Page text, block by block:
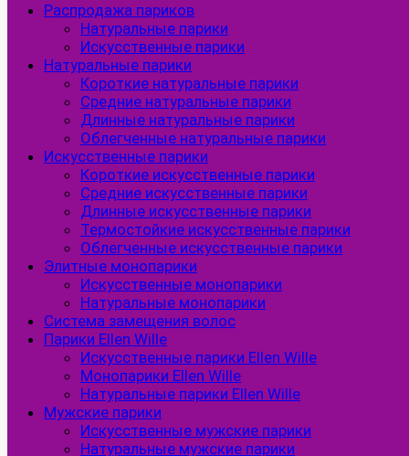
Распродажа париков
Натуральные парики
Искусственные парики
Натуральные парики
Короткие натуральные парики
Средние натуральные парики
Длинные натуральные парики
Облегченные натуральные парики
Искусственные парики
Короткие искусственные парики
Средние искусственные парики
Длинные искусственные парики
Термостойкие искусственные парики
Облегченные искусственные парики
Элитные монопарики
Искусственные монопарики
Натуральные монопарики
Система замещения волос
Парики Ellen Wille
Искусственные парики Ellen Wille
Монопарики Ellen Wille
Натуральные парики Ellen Wille
Мужские парики
Искусственные мужские парики
Натуральные мужские парики